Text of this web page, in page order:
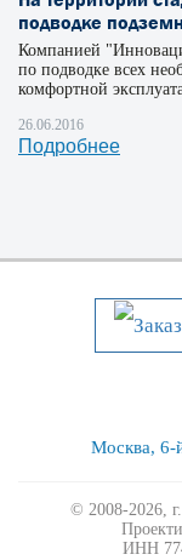
подводке
Компанией
по подводке всех
комфортной
26.06.2016
Подробнее
Москва, 6-
© 2008-2026,
ИНН